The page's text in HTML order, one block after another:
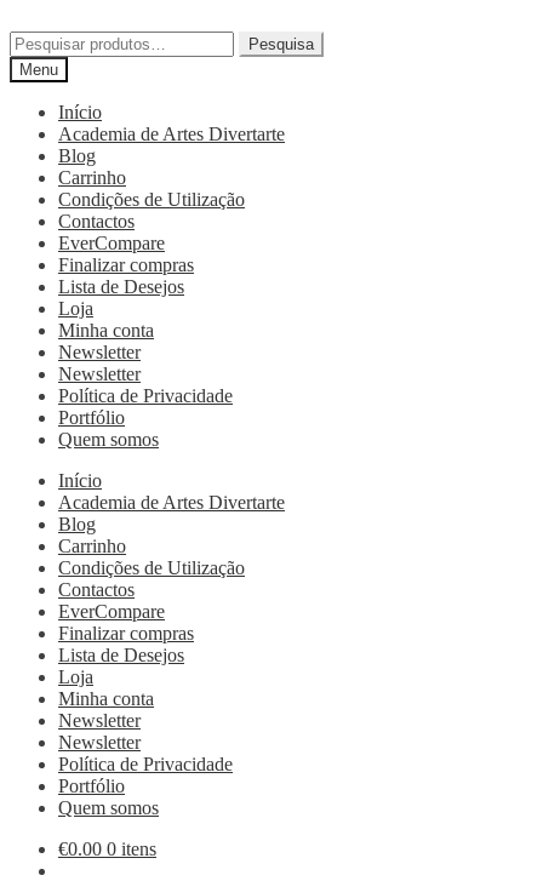
Pesquisa
Menu
Início
Academia de Artes Divertarte
Blog
Carrinho
Condições de Utilização
Contactos
EverCompare
Finalizar compras
Lista de Desejos
Loja
Minha conta
Newsletter
Newsletter
Política de Privacidade
Portfólio
Quem somos
Início
Academia de Artes Divertarte
Blog
Carrinho
Condições de Utilização
Contactos
EverCompare
Finalizar compras
Lista de Desejos
Loja
Minha conta
Newsletter
Newsletter
Política de Privacidade
Portfólio
Quem somos
€0.00 0 itens